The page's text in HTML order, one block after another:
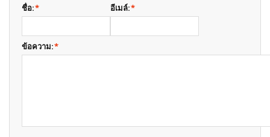
*
ชื่อ: *
อีเมล์:
*
ข้อความ: